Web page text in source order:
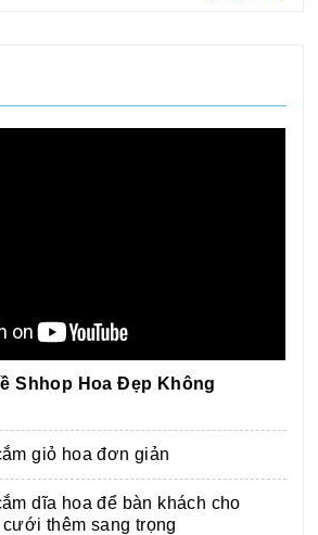
Shhop Hoa Đẹp Không
giỏ hoa đơn giản
dĩa hoa để bàn khách cho
thêm sang trọng